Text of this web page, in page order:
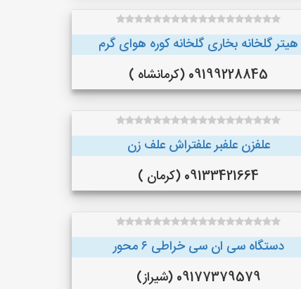
هیتر گلخانه بخاری گلخانه کوره هوای گرم
09199228845 (کرمانشاه )
علفزن علفبر علفتراش علف زن
09133421664 (کرمان )
دستگاه سی ان سی خراطی ۶ محور
09177379579 (شیراز)